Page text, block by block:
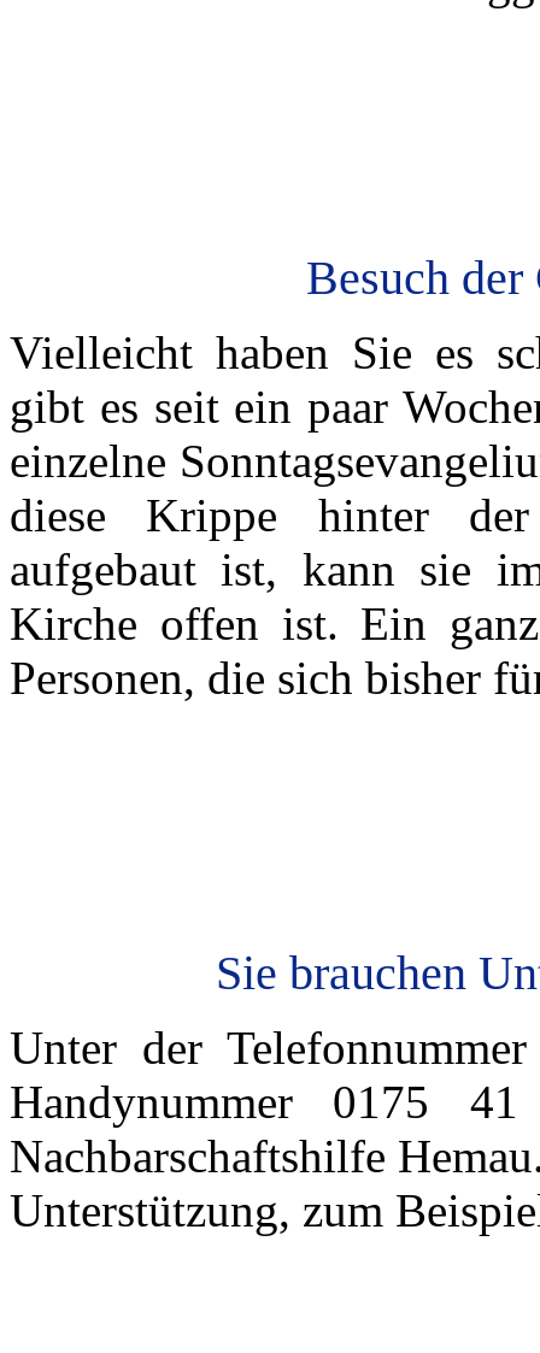
Besuch
Vielleicht haben Sie es
gibt es seit ein paar
einzelne
diese Krippe hinter der
aufgebaut ist, kann sie
Kirche offen ist. Ein
Personen, die sich bisher
Sie brauchen
Unter der
Handynummer 0175
Nachbarschaftshilfe
Unterstützung, zum